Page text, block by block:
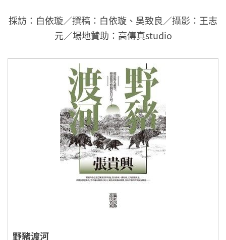
採訪：白依璇／撰稿：白依璇、吳致良／攝影：王志
元／場地贊助：高傳真studio
野豬渡河